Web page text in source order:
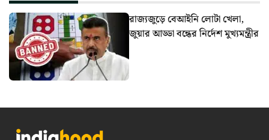
রাজ্যজুড়ে বেআইনি লোটা খেলা,
জুয়ার আড্ডা বন্ধের নির্দেশ মুখ্যমন্ত্রীর